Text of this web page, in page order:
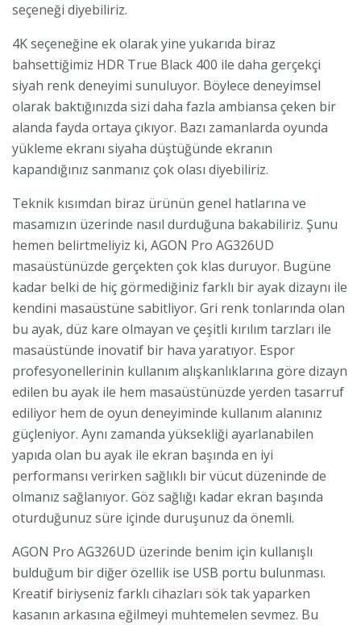
seçeneği diyebiliriz.
4K seçeneğine ek olarak yine yukarıda biraz
bahsettiğimiz HDR True Black 400 ile daha gerçekçi
siyah renk deneyimi sunuluyor. Böylece deneyimsel
olarak baktığınızda sizi daha fazla ambiansa çeken bir
alanda fayda ortaya çıkıyor. Bazı zamanlarda oyunda
yükleme ekranı siyaha düştüğünde ekranın
kapandığınız sanmanız çok olası diyebiliriz.
Teknik kısımdan biraz ürünün genel hatlarına ve
masamızın üzerinde nasıl durduğuna bakabiliriz. Şunu
hemen belirtmeliyiz ki, AGON Pro AG326UD
masaüstünüzde gerçekten çok klas duruyor. Bugüne
kadar belki de hiç görmediğiniz farklı bir ayak dizaynı ile
kendini masaüstüne sabitliyor. Gri renk tonlarında olan
bu ayak, düz kare olmayan ve çeşitli kırılım tarzları ile
masaüstünde inovatif bir hava yaratıyor. Espor
profesyonellerinin kullanım alışkanlıklarına göre dizayn
edilen bu ayak ile hem masaüstünüzde yerden tasarruf
ediliyor hem de oyun deneyiminde kullanım alanınız
güçleniyor. Aynı zamanda yüksekliği ayarlanabilen
yapıda olan bu ayak ile ekran başında en iyi
performansı verirken sağlıklı bir vücut düzeninde de
olmanız sağlanıyor. Göz sağlığı kadar ekran başında
oturduğunuz süre içinde duruşunuz da önemli.
AGON Pro AG326UD üzerinde benim için kullanışlı
bulduğum bir diğer özellik ise USB portu bulunması.
Kreatif biriyseniz farklı cihazları sök tak yaparken
kasanın arkasına eğilmeyi muhtemelen sevmez. Bu